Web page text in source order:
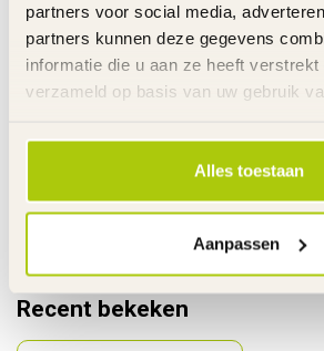
partners voor social media,
partners kunnen deze gegevens
informatie die u aan ze heeft verstrekt
verzameld op basis van uw gebruik
Alles toestaan
Aanpassen
RAZOR RIJDEND SPEELGOED
Razor Twist Grip E100 -
E300 - W13113601043
Op voorraad
Ma. t/m Vr. 08.00u-17.30u -
0485 520524 - Whatsapp 06
berichten
Recent bekeken